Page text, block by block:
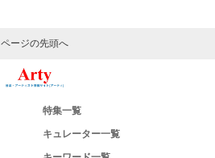
ページの先頭へ
特集一覧
キュレーター一覧